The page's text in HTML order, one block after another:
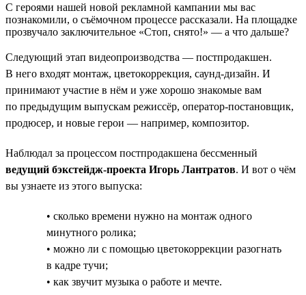
С героями нашей новой рекламной кампании мы вас
познакомили, о съёмочном процессе рассказали. На площадке
прозвучало заключительное «Стоп, снято!» — а что дальше?
Следующий этап видеопроизводства — постпродакшен.
В него входят монтаж, цветокоррекция, саунд-дизайн. И
принимают участие в нём и уже хорошо знакомые вам
по предыдущим выпускам режиссёр, оператор-постановщик,
продюсер, и новые герои — например, композитор.
Наблюдал за процессом постпродакшена бессменный
ведущий бэкстейдж-проекта Игорь Лантратов. И вот о чём
вы узнаете из этого выпуска:
• сколько времени нужно на монтаж одного
минутного ролика;
• можно ли с помощью цветокоррекции разогнать
в кадре тучи;
• как звучит музыка о работе и мечте.